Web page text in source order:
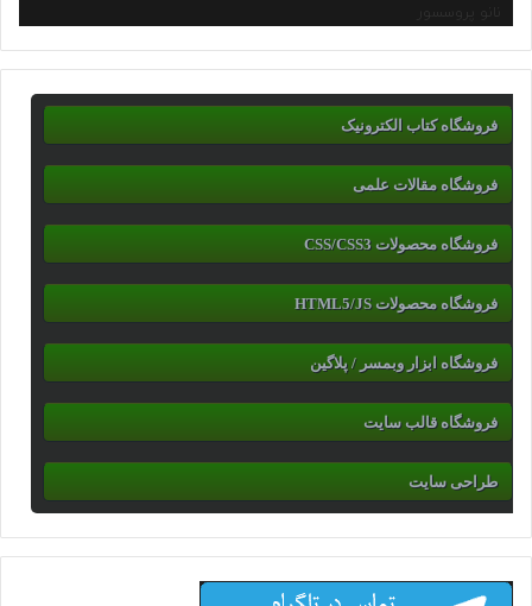
نانو پروسسور
فروشگاه کتاب الکترونیک
فروشگاه مقالات علمی
فروشگاه محصولات CSS/CSS3
فروشگاه محصولات HTML5/JS
فروشگاه ابزار وبمسر / پلاگین
فروشگاه قالب سایت
طراحی سایت